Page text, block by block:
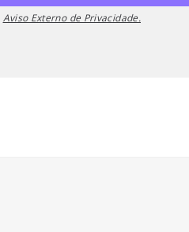
Aviso Externo de Privacidade.